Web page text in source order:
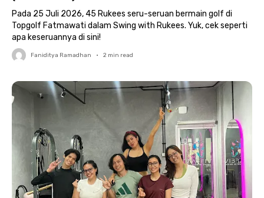
Pada 25 Juli 2026, 45 Rukees seru-seruan bermain golf di
Topgolf Fatmawati dalam Swing with Rukees. Yuk, cek seperti
apa keseruannya di sini!
Faniditya Ramadhan • 2 min read